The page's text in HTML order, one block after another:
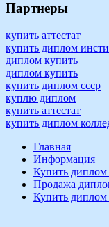
Партнеры
купить аттестат
купить диплом
диплом купить
диплом купить
купить диплом ссср
куплю диплом
купить аттестат
купить диплом
Главная
Информация
Купить диплом
Продажа
Купить диплом